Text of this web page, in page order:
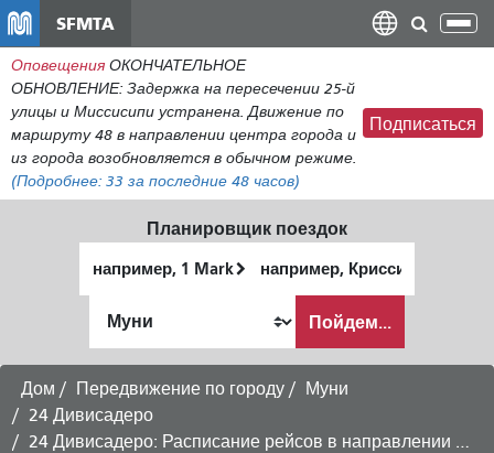
содержанию
SFMTA
Оповещения ОКОНЧАТЕЛЬНОЕ
ОБНОВЛЕНИЕ: Задержка на пересечении 25-й
улицы и Миссисипи устранена. Движение по
маршруту 48 в направлении центра города и
из города возобновляется в обычном режиме.
(Подробнее: 33 за последние 48 часов)
Подписаться
Планировщик поездок
местоположение
окончания
хочу
путешествовать
Пойдем...
Дом Передвижение по городу
Муни
24 Дивисадеро
24 Дивисадеро: Расписание рейсов в направлении Пасифик-Хайтс -